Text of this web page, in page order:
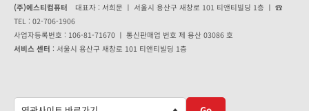
(주)에스티컴퓨터 대표자 : 서희문 ㅣ 서울시 용산구 새창로 101 티앤티빌딩 1층 ㅣ ☎
TEL : 02-706-1906
사업자등록번호 : 106-81-71670 ㅣ 통신판매업 번호 제 용산 03086 호
서비스 센터 : 서울시 용산구 새창로 101 티앤티빌딩 1층